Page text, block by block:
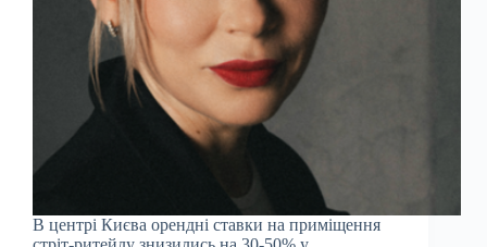
В центрі Києва орендні ставки на приміщення